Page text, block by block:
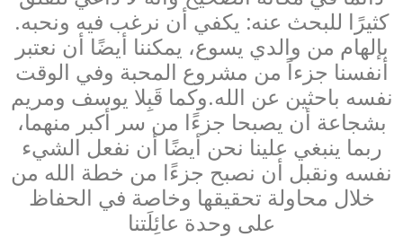
كثيرًا للبحث عنه: يكفي أن نرغب فيه ونحبه.
بإلهام من والدي يسوع، يمكننا أيضًا أن نعتبر
أنفسنا جزءاً من مشروع المحبة وفي الوقت
نفسه باحثين عن الله.وكما قَبِلا يوسف ومريم
بشجاعة أن يصبحا جزءًا من سر أكبر منهما،
ربما ينبغي علينا نحن أيضًا أن نفعل الشيء
نفسه ونقبل أن نصبح جزءًا من خطة الله من
خلال محاولة تحقيقها وخاصة في الحفاظ
على وحدة عائِلَتنا